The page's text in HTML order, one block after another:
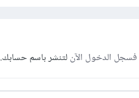
فسجل الدخول الآنلتنشر باسم حسابك.